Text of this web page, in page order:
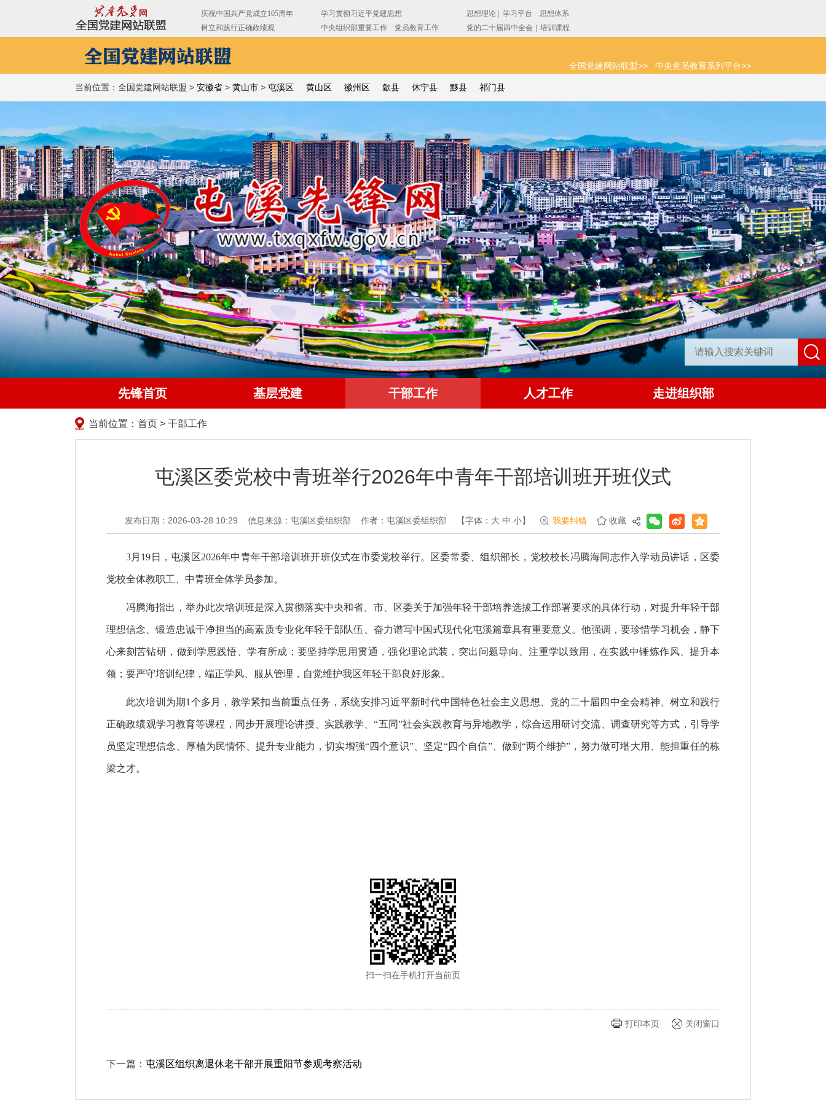
全国党建网站联盟>> 中央党员教育系列平台>>
当前位置：全国党建网站联盟 > 安徽省 > 黄山市 > 屯溪区 黄山区 徽州区 歙县 休宁县 黟县 祁门县
先锋首页 基层党建 干部工作 人才工作 走进组织部
当前位置： 首页 > 干部工作
屯溪区委党校中青班举行2026年中青年干部培训班开班仪式
发布日期：2026-03-28 10:29 信息来源：屯溪区委组织部 作者：屯溪区委组织部 【字体： 大 中 小】 我要纠错 收藏
3月19日，屯溪区2026年中青年干部培训班开班仪式在市委党校举行。区委常委、组织部长，党校校长冯腾海同志作入学动员讲话，区委
党校全体教职工、中青班全体学员参加。
冯腾海指出，举办此次培训班是深入贯彻落实中央和省、市、区委关于加强年轻干部培养选拔工作部署要求的具体行动，对提升年轻干部
理想信念、锻造忠诚干净担当的高素质专业化年轻干部队伍、奋力谱写中国式现代化屯溪篇章具有重要意义。他强调，要珍惜学习机会，静下
心来刻苦钻研，做到学思践悟、学有所成；要坚持学思用贯通，强化理论武装，突出问题导向、注重学以致用，在实践中锤炼作风、提升本
领；要严守培训纪律，端正学风、服从管理，自觉维护我区年轻干部良好形象。
此次培训为期1个多月，教学紧扣当前重点任务，系统安排习近平新时代中国特色社会主义思想、党的二十届四中全会精神、树立和践行
正确政绩观学习教育等课程，同步开展理论讲授、实践教学、“五同”社会实践教育与异地教学，综合运用研讨交流、调查研究等方式，引导学
员坚定理想信念、厚植为民情怀、提升专业能力，切实增强“四个意识”、坚定“四个自信”、做到“两个维护”，努力做可堪大用、能担重任的栋
梁之才。
扫一扫在手机打开当前页
打印本页 关闭窗口
下一篇： 屯溪区组织离退休老干部开展重阳节参观考察活动